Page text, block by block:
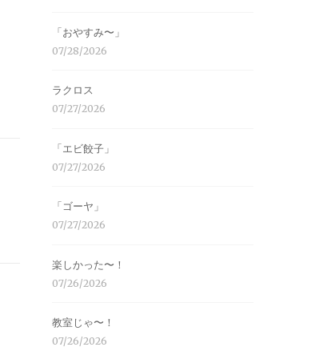
「おやすみ〜」
07/28/2026
ラクロス
07/27/2026
「エビ餃子」
07/27/2026
「ゴーヤ」
07/27/2026
楽しかった〜！
07/26/2026
教室じゃ〜！
07/26/2026